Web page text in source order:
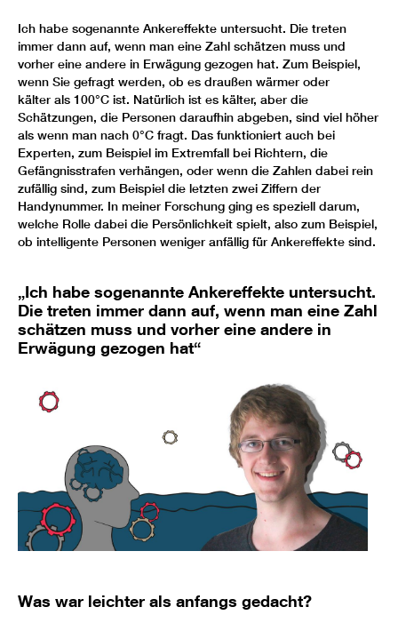
Ich habe sogenannte Ankereffekte untersucht. Die treten
immer dann auf, wenn man eine Zahl schätzen muss und
vorher eine andere in Erwägung gezogen hat. Zum Beispiel,
wenn Sie gefragt werden, ob es draußen wärmer oder
kälter als 100°C ist. Natürlich ist es kälter, aber die
Schätzungen, die Personen daraufhin abgeben, sind viel höher
als wenn man nach 0°C fragt. Das funktioniert auch bei
Experten, zum Beispiel im Extremfall bei Richtern, die
Gefängnisstrafen verhängen, oder wenn die Zahlen dabei rein
zufällig sind, zum Beispiel die letzten zwei Ziffern der
Handynummer. In meiner Forschung ging es speziell darum,
welche Rolle dabei die Persönlichkeit spielt, also zum Beispiel,
ob intelligente Personen weniger anfällig für Ankereffekte sind.
„Ich habe sogenannte Ankereffekte untersucht.
Die treten immer dann auf, wenn man eine Zahl
schätzen muss und vorher eine andere in
Erwägung gezogen hat“
Was war leichter als anfangs gedacht?